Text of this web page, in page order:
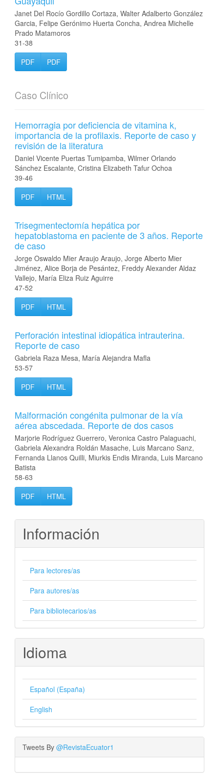
Janet Del Rocío Gordillo Cortaza, Walter Adalberto González
Garcia, Felipe Gerónimo Huerta Concha, Andrea Michelle
Prado Matamoros
31-38
PDF
PDF
Caso Clínico
Hemorragia por deficiencia de vitamina k,
importancia de la profilaxis. Reporte de caso y
revisión de la literatura
Daniel Vicente Puertas Tumipamba, Wilmer Orlando
Sánchez Escalante, Cristina Elizabeth Tafur Ochoa
39-46
PDF
HTML
Trisegmentectomía hepática por
hepatoblastoma en paciente de 3 años. Reporte
de caso
Jorge Oswaldo Mier Araujo Araujo, Jorge Alberto Mier
Jiménez, Alice Borja de Pesántez, Freddy Alexander Aldaz
Vallejo, María Eliza Ruiz Aguirre
47-52
PDF
HTML
Perforación intestinal idiopática intrauterina.
Reporte de caso
Gabriela Raza Mesa, María Alejandra Mafla
53-57
PDF
HTML
Malformación congénita pulmonar de la vía
aérea abscedada. Reporte de dos casos
Marjorie Rodríguez Guerrero, Veronica Castro Palaguachi,
Gabriela Alexandra Roldán Masache, Luis Marcano Sanz,
Fernanda Llanos Quilli, Miurkis Endis Miranda, Luis Marcano
Batista
58-63
PDF
HTML
Información
Para lectores/as
Para autores/as
Para bibliotecarios/as
Idioma
Español (España)
English
Tweets By @RevistaEcuator1